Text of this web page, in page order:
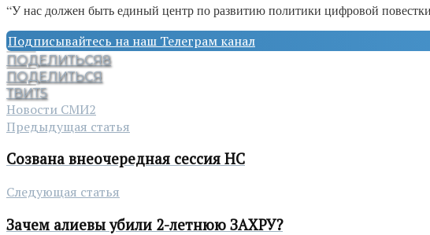
“У нас должен быть единый центр по развитию политики цифровой
Подписывайтесь на наш Телеграм канал
ПОДЕЛИТЬСЯ8
ПОДЕЛИТЬСЯ
ТВИТ5
Новости СМИ2
Предыдущая статья
Созвана внеочередная сессия НС
Следующая статья
Зачем алиевы убили 2-летнюю ЗАХРУ?